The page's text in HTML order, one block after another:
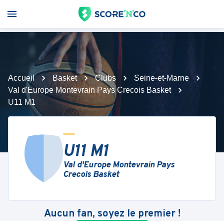
Accueil Basket Clubs
Seine-et-Marne
Val d'Europe Montevrain Pays Crecois Basket
U11 M1
U11 M1
Val d'Europe Montevrain Pays
Crecois Basket
Aucun fan, soyez le premier !